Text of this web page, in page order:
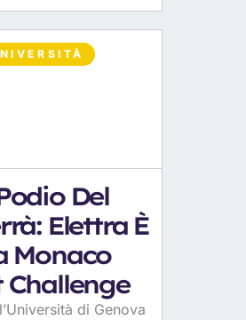
Del
Elettra È
Monaco
di Genova